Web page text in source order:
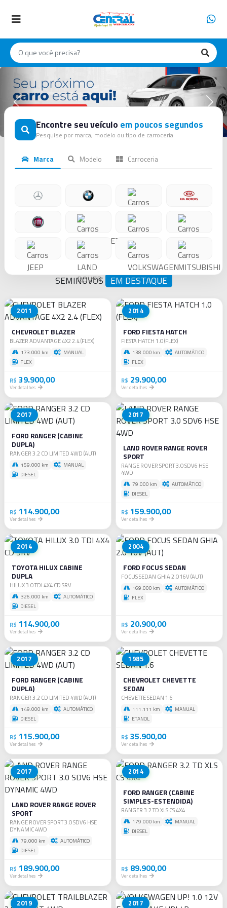
INÍCIO
NOSSO
FINANCIAMENTO
VENDA
SEU
CARRO
SOBRE
TELEFONE
(45)
3224-
0050
WHATSAPP
4958
Anterior
Encontre seu veículo em poucos segundos
Pesquise por marca, modelo ou tipo de carroceria
Marca Modelo Carroceria
SEMINOVOS EM DESTAQUE
2011
CHEVROLET BLAZER
BLAZER ADVANTAGE 4X2 2.4 (FLEX)
173.000 km
MANUAL
FLEX
R$ 39.900,00
Ver detalhes
2014
FORD FIESTA HATCH
FIESTA HATCH 1.0 (FLEX)
138.000 km
AUTOMÁTICO
FLEX
R$ 29.900,00
Ver detalhes
2017
FORD RANGER (CABINE
DUPLA)
RANGER 3.2 CD LIMITED 4WD (AUT)
159.000 km
MANUAL
DIESEL
R$ 114.900,00
Ver detalhes
2017
LAND ROVER RANGE ROVER
SPORT
RANGE ROVER SPORT 3.0 SDV6 HSE
4WD
79.000 km
AUTOMÁTICO
DIESEL
R$ 159.900,00
Ver detalhes
2014
TOYOTA HILUX CABINE
DUPLA
HILUX 3.0 TDI 4X4 CD SRV
326.000 km
AUTOMÁTICO
DIESEL
R$ 114.900,00
Ver detalhes
2004
FORD FOCUS SEDAN
FOCUS SEDAN GHIA 2.0 16V (AUT)
169.000 km
AUTOMÁTICO
FLEX
R$ 20.900,00
Ver detalhes
2017
FORD RANGER (CABINE
DUPLA)
RANGER 3.2 CD LIMITED 4WD (AUT)
149.000 km
AUTOMÁTICO
DIESEL
R$ 115.900,00
Ver detalhes
1985
CHEVROLET CHEVETTE
SEDAN
CHEVETTE SEDAN 1.6
111.111 km
MANUAL
ETANOL
R$ 35.900,00
Ver detalhes
2017
LAND ROVER RANGE ROVER
SPORT
RANGE ROVER SPORT 3.0 SDV6 HSE
DYNAMIC 4WD
79.000 km
AUTOMÁTICO
DIESEL
R$ 189.900,00
Ver detalhes
2014
FORD RANGER (CABINE
SIMPLES-ESTENDIDA)
RANGER 3.2 TD XLS CS 4X4
179.000 km
MANUAL
DIESEL
R$ 89.900,00
Ver detalhes
2019 2017